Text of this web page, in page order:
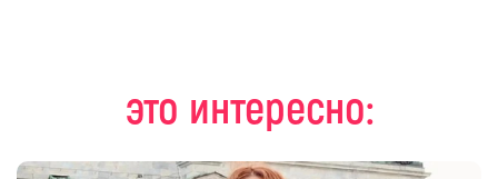
это интересно: